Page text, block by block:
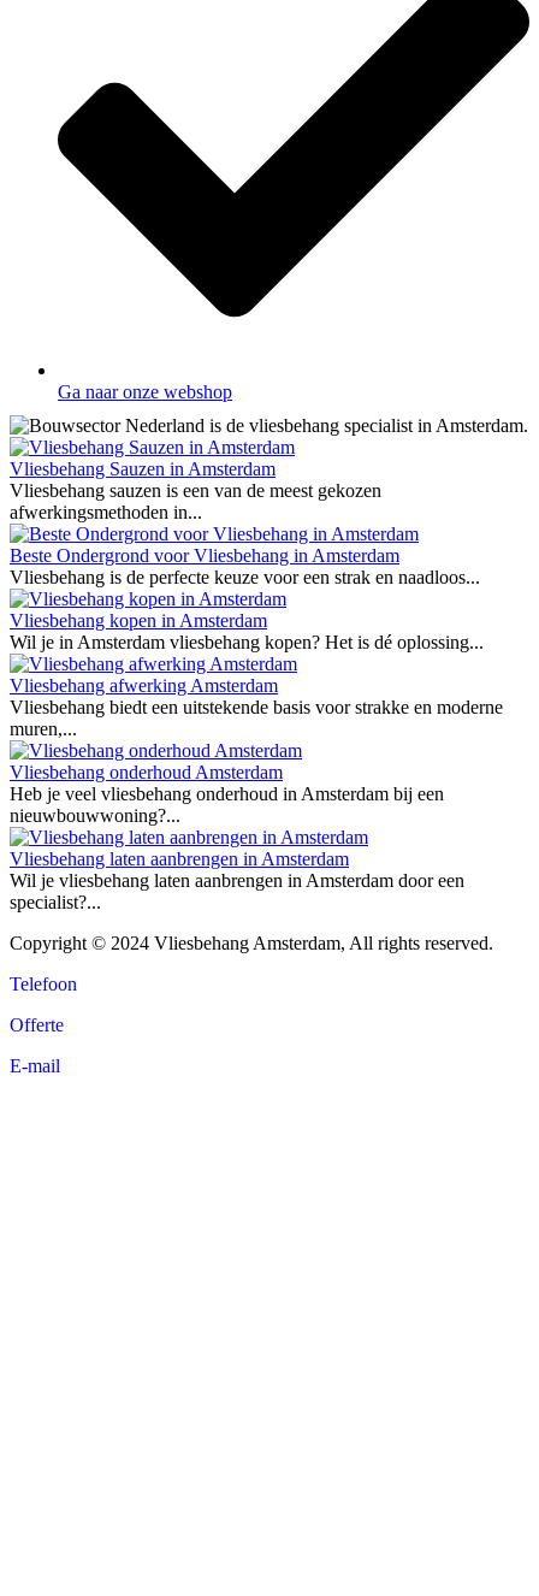
Ga naar onze webshop
Vliesbehang Sauzen in Amsterdam
Vliesbehang sauzen is een van de meest gekozen
afwerkingsmethoden in...
Beste Ondergrond voor Vliesbehang in Amsterdam
Vliesbehang is de perfecte keuze voor een strak en naadloos...
Vliesbehang kopen in Amsterdam
Wil je in Amsterdam vliesbehang kopen? Het is dé oplossing...
Vliesbehang afwerking Amsterdam
Vliesbehang biedt een uitstekende basis voor strakke en moderne
muren,...
Vliesbehang onderhoud Amsterdam
Heb je veel vliesbehang onderhoud in Amsterdam bij een
nieuwbouwwoning?...
Vliesbehang laten aanbrengen in Amsterdam
Wil je vliesbehang laten aanbrengen in Amsterdam door een
specialist?...
Copyright © 2024 Vliesbehang Amsterdam, All rights reserved.
Telefoon
Offerte
E-mail